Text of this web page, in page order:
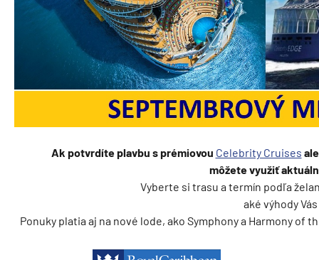
Ak potvrdíte plavbu s prémiovou Celebrity Cruises
môžete využiť
Vyberte si trasu a termín podľa
aké výhody
Ponuky platia aj na nové lode, ako Symphony a Harmony of